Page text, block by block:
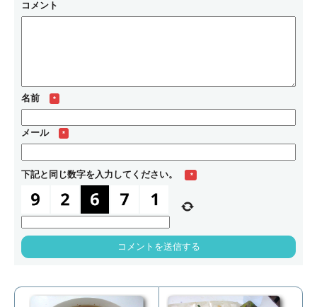
コメント
名前 *
メール *
下記と同じ数字を入力してください。 *